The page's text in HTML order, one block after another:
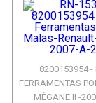
8200153954 -
FERRAMENTAS
MÉGANE II -